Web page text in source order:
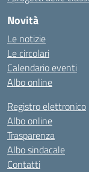
Novità
Le notizie
Le circolari
Calendario eventi
Albo online
Registro elettronico
Albo online
Trasparenza
Albo sindacale
Contatti